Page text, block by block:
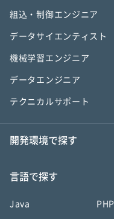
組込・制御エンジニア
データサイエンティスト
機械学習エンジニア
データエンジニア
テクニカルサポート
開発環境で探す
言語で探す
Java PHP